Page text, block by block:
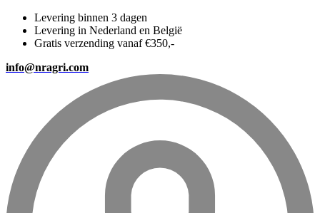
Levering binnen 3 dagen
Levering in Nederland en België
Gratis verzending vanaf €350,-
info@nragri.com